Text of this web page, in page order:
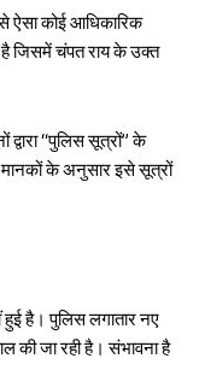
ऐसा कोई आधिकारिक
है जिसमें चंपत राय के उक्त
“पुलिस सूत्रों” के
के अनुसार इसे सूत्रों
हुई है। पुलिस लगातार नए
की जा रही है। संभावना है